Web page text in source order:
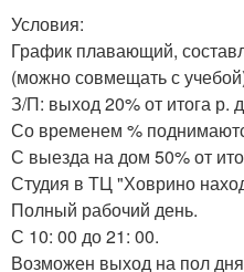
Условия:
График плавающий,
(можно совмещать с
З/П: выход 20% от итога р.
Со временем %
С выезда на дом 50% от
Студия в ТЦ "Ховрино
Полный рабочий день.
С 10: 00 до 21: 00.
Возможен выход на пол